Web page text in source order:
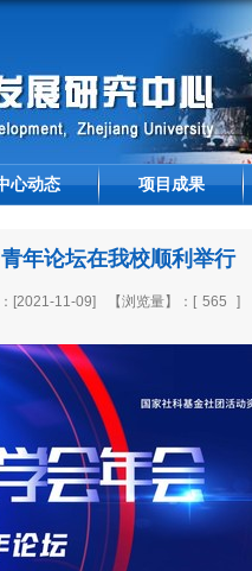
心动态 项目成果
年论坛在我校顺利举行
[2021-11-09] 【浏览量】：[ 565 ]